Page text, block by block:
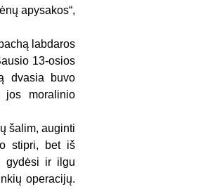
apysakos“,
labdaros
13-osios
dvasia buvo
moralinio
šalim, auginti
stipri, bet iš
gydėsi ir ilgu
operacijų.